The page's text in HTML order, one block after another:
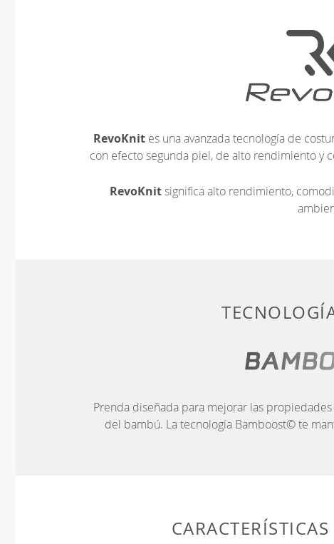
RevoKnites una avanzada tecnología de
con efecto segunda piel, de alto rendimiento y
RevoKnitsignifica alto rendimiento,
Prenda diseñada para mejorar las
del bambú. La tecnología Bamboost© te